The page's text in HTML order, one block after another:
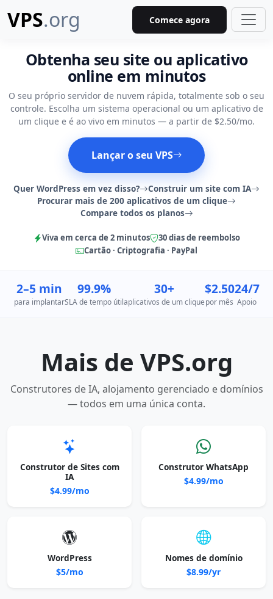
VPS.org Comece agora
Obtenha seu site ou aplicativo
online em minutos
O seu próprio servidor de nuvem rápida, totalmente sob o seu
controle. Escolha um sistema operacional ou um aplicativo de
um clique e é ao vivo em minutos — a partir de $2.50/mo.
Lançar o seu VPS
Quer WordPress em vez disso?
Construir um site com IA
Procurar mais de 200 aplicativos de um clique
Compare todos os planos
Viva em cerca de 2 minutos
30 dias de reembolso
Cartão · Criptografia · PayPal
2–5 min
para implantar
99.9%
SLA de tempo útil
30+
aplicativos de um clique
$2.50
por mês
24/7
Apoio
Mais de VPS.org
Construtores de IA, alojamento gerenciado e domínios
— todos em uma única conta.
Construtor de Sites com
IA
$4.99/mo
Construtor WhatsApp
$4.99/mo
WordPress
$5/mo
Nomes de domínio
$8.99/yr